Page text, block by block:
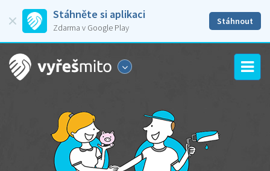
Stáhněte si aplikaci
Zdarma v Google Play
Stáhnout